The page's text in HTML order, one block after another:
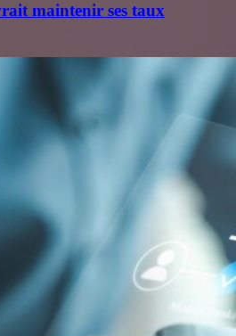
maintenir ses taux